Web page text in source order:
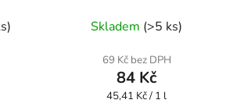
)
Skladem (>5 ks)
69 Kč bez DPH
84 Kč
Měrná
45,41 Kč / 1 l